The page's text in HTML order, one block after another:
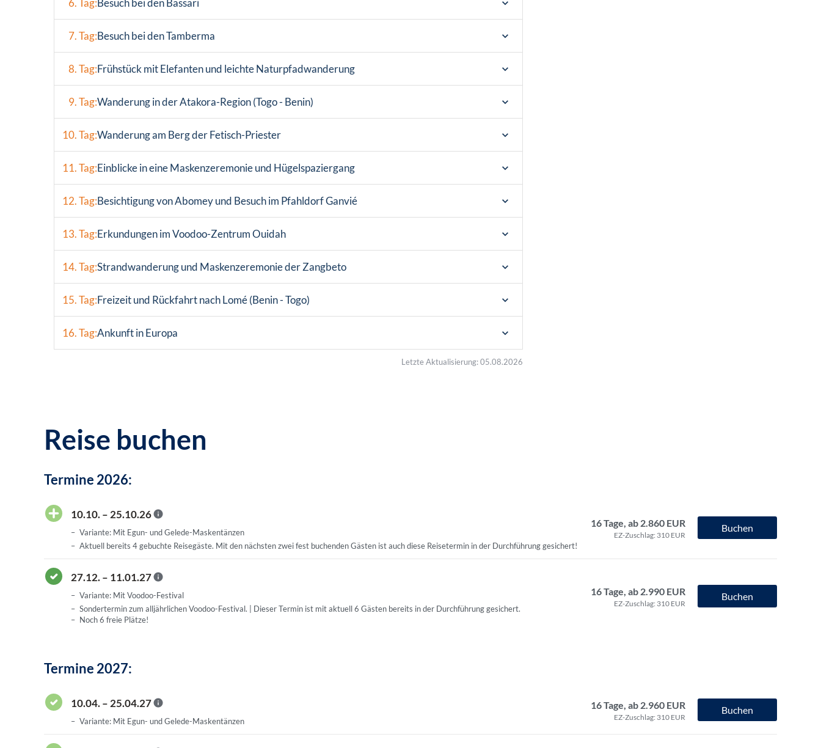
6. Tag:Besuch bei den Bassari
7. Tag:Besuch bei den Tamberma
8. Tag:Frühstück mit Elefanten und leichte Naturpfadwanderung
9. Tag:Wanderung in der Atakora-Region (Togo - Benin)
10. Tag:Wanderung am Berg der Fetisch-Priester
11. Tag:Einblicke in eine Maskenzeremonie und Hügelspaziergang
12. Tag:Besichtigung von Abomey und Besuch im Pfahldorf Ganvié
13. Tag:Erkundungen im Voodoo-Zentrum Ouidah
14. Tag:Strandwanderung und Maskenzeremonie der Zangbeto
15. Tag:Freizeit und Rückfahrt nach Lomé (Benin - Togo)
16. Tag:Ankunft in Europa
Letzte Aktualisierung: 05.08.2026
Reise buchen
Termine 2026:
10.10. – 25.10.26
Variante: Mit Egun- und Gelede-Maskentänzen
Aktuell bereits 4 gebuchte Reisegäste. Mit den nächsten zwei fest buchenden Gästen ist auch diese Reisetermin in der Durchführung gesichert!
16 Tage, ab 2.860 EUR
EZ-Zuschlag: 310 EUR
Buchen
27.12. – 11.01.27
Variante: Mit Voodoo-Festival
Sondertermin zum alljährlichen Voodoo-Festival. | Dieser Termin ist mit aktuell 6 Gästen bereits in der Durchführung gesichert.
Noch 6 freie Plätze!
16 Tage, ab 2.990 EUR
EZ-Zuschlag: 310 EUR
Buchen
Termine 2027:
10.04. – 25.04.27
Variante: Mit Egun- und Gelede-Maskentänzen
16 Tage, ab 2.960 EUR
EZ-Zuschlag: 310 EUR
Buchen